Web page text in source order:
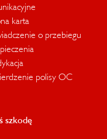
karta
o przebiegu
polisy OC
szkodę